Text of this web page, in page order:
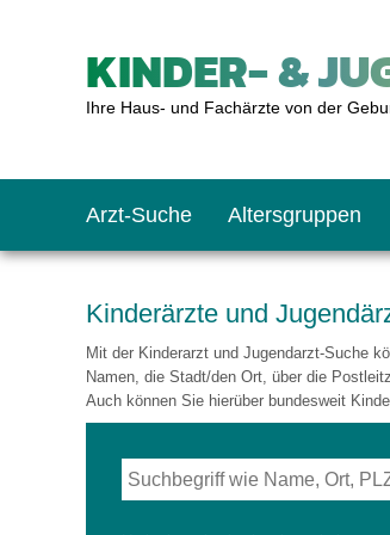
KINDER- &
Ihre Haus- und Fachärzte von der
Arzt-Suche Altersgruppen
Kinderärzte und
Mit der Kinderarzt und Jugendarzt-Suche
Namen, die Stadt/den Ort, über die
Auch können Sie hierüber bundesweit